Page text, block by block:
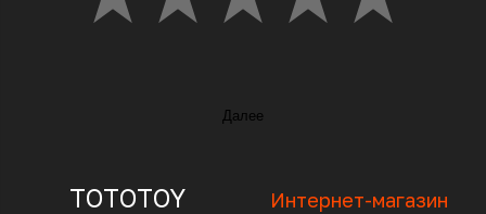
Далее
TOTOTOY Интернет-магазин